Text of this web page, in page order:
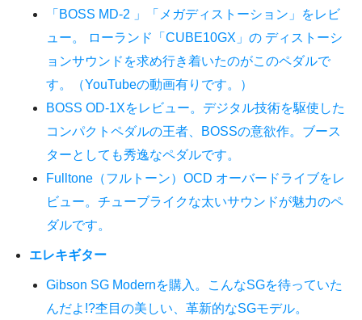
「BOSS MD-2 」「メガディストーション」をレビ
ュー。 ローランド「CUBE10GX」の ディストーシ
ョンサウンドを求め行き着いたのがこのペダルで
す。（YouTubeの動画有りです。）
BOSS OD-1Xをレビュー。デジタル技術を駆使した
コンパクトペダルの王者、BOSSの意欲作。ブース
ターとしても秀逸なペダルです。
Fulltone（フルトーン）OCD オーバードライブをレ
ビュー。チューブライクな太いサウンドが魅力のペ
ダルです。
エレキギター
Gibson SG Modernを購入。こんなSGを待っていた
んだよ!?杢目の美しい、革新的なSGモデル。